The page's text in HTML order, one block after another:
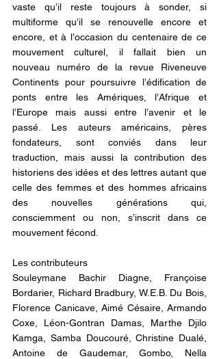
vaste qu’il reste toujours à sonder, si
multiforme qu’il se renouvelle encore et
encore, et à l’occasion du centenaire de ce
mouvement culturel, il fallait bien un
nouveau numéro de la revue Riveneuve
Continents pour poursuivre l’édification de
ponts entre les Amériques, l’Afrique et
l’Europe mais aussi entre l’avenir et le
passé. Les auteurs américains, pères
fondateurs, sont conviés dans leur
traduction, mais aussi la contribution des
historiens des idées et des lettres autant que
celle des femmes et des hommes africains
des nouvelles générations qui,
consciemment ou non, s’inscrit dans ce
mouvement fécond.
Les contributeurs
Souleymane Bachir Diagne, Françoise
Bordarier, Richard Bradbury, W.E.B. Du Bois,
Florence Canicave, Aimé Césaire, Armando
Coxe, Léon-Gontran Damas, Marthe Djilo
Kamga, Samba Doucouré, Christine Dualé,
Antoine de Gaudemar, Gombo, Nella